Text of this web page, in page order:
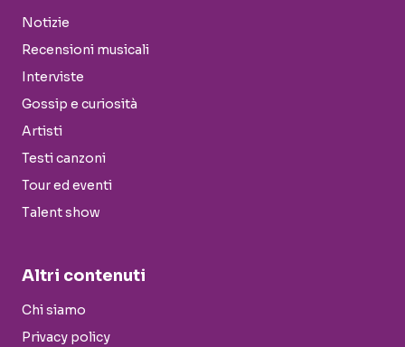
Notizie
Recensioni musicali
Interviste
Gossip e curiosità
Artisti
Testi canzoni
Tour ed eventi
Talent show
Altri contenuti
Chi siamo
Privacy policy